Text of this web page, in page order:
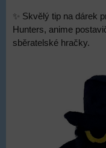
✨ Skvělý tip na dárek
Hunters, anime
sběratelské hračky.